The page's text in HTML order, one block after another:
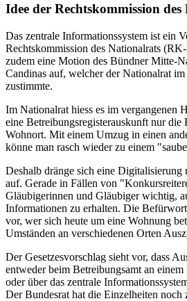
Idee der Rechtskommission
Das zentrale Informationssystem ist ein
Rechtskommission des Nationalrats
zudem eine Motion des Bündner Mitte-
Candinas auf, welcher der Nationalrat im
zustimmte.
Im Nationalrat hiess es im vergangenen
eine Betreibungsregisterauskunft nur die
Wohnort. Mit einem Umzug in einen
könne man rasch wieder zu einem
Deshalb dränge sich eine Digitalisierung
auf. Gerade in Fällen von
Gläubigerinnen und Gläubiger wichtig,
Informationen zu erhalten. Die
vor, wer sich heute um eine Wohnung
Umständen an verschiedenen Orten
Der Gesetzesvorschlag sieht vor, dass
entweder beim Betreibungsamt an
oder über das zentrale
Der Bundesrat hat die Einzelheiten noch